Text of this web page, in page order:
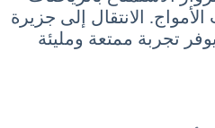
الانتقال إلى جزيرة
تجربة ممتعة ومليئة